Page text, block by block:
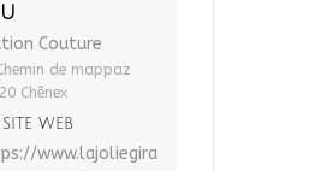
Couture
de mappaz
Chênex
SITE WEB
www.lajoliegira